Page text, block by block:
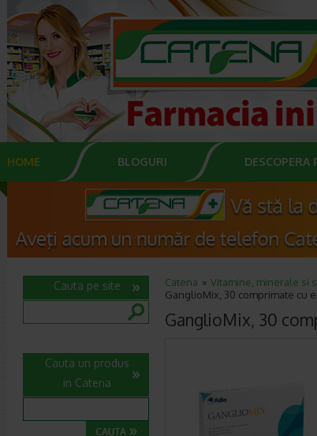
HOME BLOGURI DESCOPERA
Catena
Vitamine, minerale si
GanglioMix, 30 comprimate cu
GanglioMix, 30
Cauta pe site
Cauta un produs
in Catena